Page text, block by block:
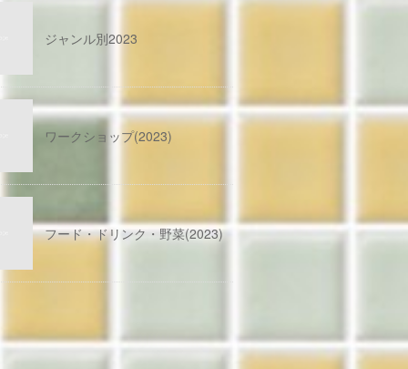
ジャンル別2023
ワークショップ(2023)
フード・ドリンク・野菜(2023)